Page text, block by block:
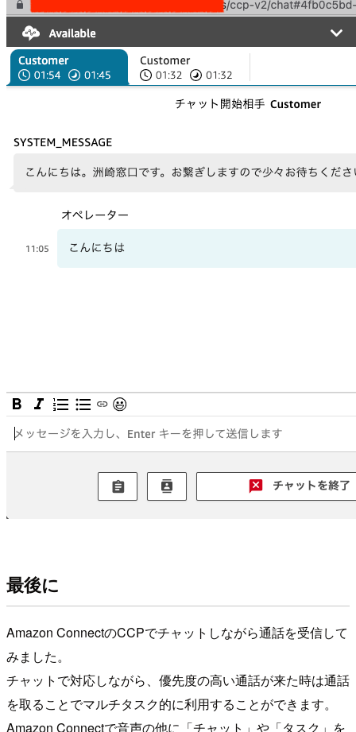
最後に
Amazon ConnectのCCPでチャットしながら通話を受信して
みました。
チャットで対応しながら、優先度の高い通話が来た時は通話
を取ることでマルチタスク的に利用することができます。
Amazon Connectで音声の他に「チャット」や「タスク」を